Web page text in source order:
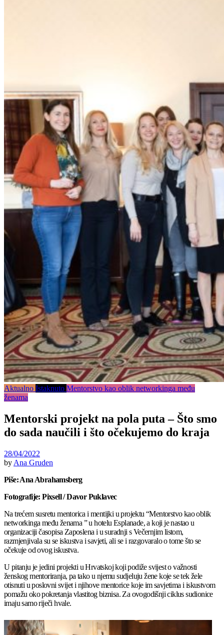
Aktualno Istaknuto Mentorstvo kao oblik networkinga među
ženama
Mentorski projekt na pola puta – Što smo
do sada naučili i što očekujemo do kraja
28/04/2022
by Ana Gruden
Piše: Ana Abrahamsberg
Fotografije: Pixsell / Davor Puklavec
Na trećem susretu mentorica i mentijki u projektu “Mentorstvo kao oblik
networkinga među ženama ” u hotelu Esplanade, a koji je nastao u
organizaciji časopisa Zaposlena i u suradnji s Večernjim listom,
razmjenjivala su se iskustva i savjeti, ali se i razgovaralo o tome što se
očekuje od ovog iskustva.
U pitanju je jedini projekti u Hrvatskoj koji podiže svijest o važnosti
ženskog mentoriranja, pa tako u njemu sudjeluju žene koje se tek žele
otisnuti u poslovni svijet i njihove mentorice koje im savjetima i iskustvom
pomažu oko pokretanja vlastitog biznisa. Za ovogodišnji ciklus sudionice
imaju samo riječi hvale.